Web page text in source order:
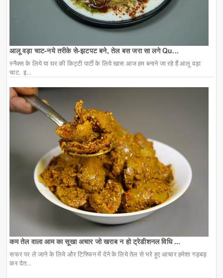
आलू वड़ा चाट-नये तरीके से-झटपट बने, तेल बस जरा सा लगे Qu...
स्नैक्स के लिये या घर की किट्टी पार्टी के लिये खास आज हम बनाने जा रहे हैं आलू वड़ा
चाट. इ...
कम तेल वाला आम का सूखा अचार जो खराब न हो ट्रेडीशनल विधि ...
सफर पर ले जाने के लिये और टिफ्फिन में देने के लिये तेल से भरे हुए आचार हमेशा गड़बड़
कर देत...